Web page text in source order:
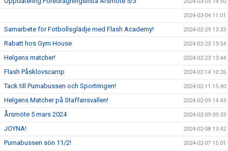
2024-03-04 11:01
Samarbete för Fotbollsglädje med Flash Academy! 2024-02-29 13:33
Rabatt hos Gym House 2024-02-23 13:54
Helgens matcher! 2024-02-23 13:44
Flash Påsklovscamp 2024-02-14 10:26
Tack till Pumabussen och Sportringen! 2024-02-11 15:40
Helgens Matcher på Staffansvallen! 2024-02-09 14:43
Årsmöte 5 mars 2024 2024-02-09 09:33
JOYNA! 2024-02-08 13:42
Pumabussen sön 11/2! 2024-02-07 15:01